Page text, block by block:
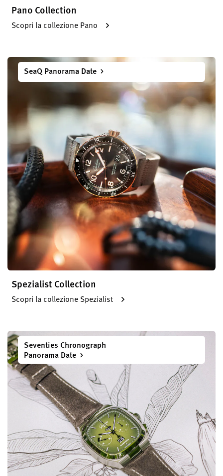
Pano Collection
Scopri la collezione Pano
SeaQ Panorama Date
Spezialist Collection
Scopri la collezione Spezialist
Seventies Chronograph
Panorama Date